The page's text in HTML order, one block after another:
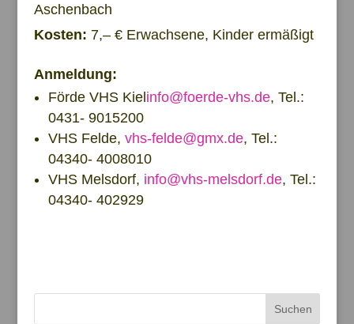
Aschenbach
Kosten: 7,– € Erwachsene, Kinder ermäßigt
Anmeldung:
Förde VHS Kielinfo@foerde-vhs.de, Tel.:
0431- 9015200
VHS Felde, vhs-felde@gmx.de, Tel.:
04340- 4008010
VHS Melsdorf, info@vhs-melsdorf.de, Tel.:
04340- 402929
Suchen